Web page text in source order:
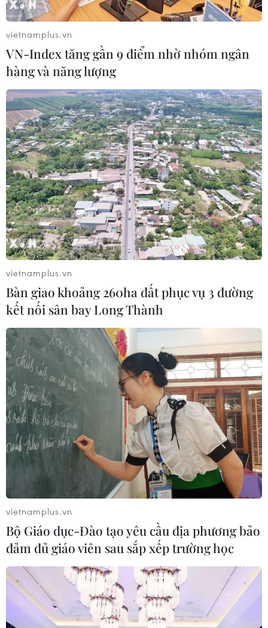
vietnamplus.vn
VN-Index tăng gần 9 điểm nhờ nhóm ngân
hàng và năng lượng
vietnamplus.vn
Bàn giao khoảng 260ha đất phục vụ 3 đường
kết nối sân bay Long Thành
vietnamplus.vn
Bộ Giáo dục-Đào tạo yêu cầu địa phương bảo
đảm đủ giáo viên sau sắp xếp trường học